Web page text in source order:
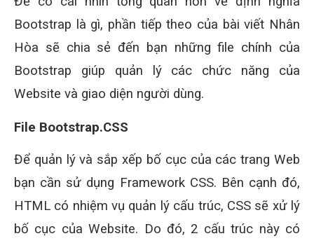
Bootstrap là gì, phần tiếp theo của bài viết Nhân
Hòa sẽ chia sẻ đến bạn những file chính của
Bootstrap giúp quản lý các chức năng của
Website và giao diện người dùng.
File Bootstrap.CSS
Để quản lý và sắp xếp bố cục của các trang Web
bạn cần sử dụng Framework CSS. Bên cạnh đó,
HTML có nhiệm vụ quản lý cấu trúc, CSS sẽ xử lý
bố cục của Website. Do đó, 2 cấu trúc này có